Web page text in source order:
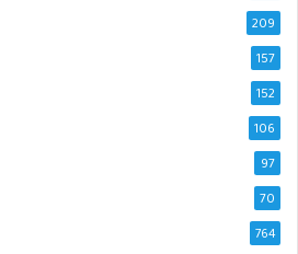
209
157
152
106
97
70
764